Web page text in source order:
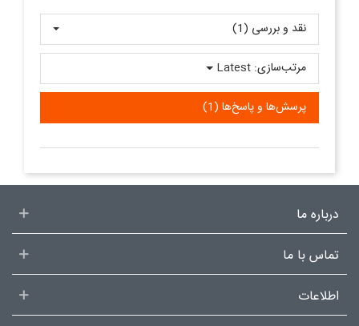
نقد و بررسی‌‌ (1)
پرسش‌ها و پاسخ‌ها (1)
مرتب‌سازی: Latest
درباره ما
تماس با ما
اطلاعات